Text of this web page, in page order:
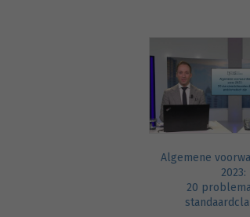
Algemene
2023:
20